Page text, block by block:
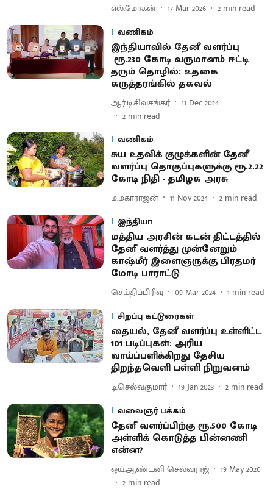
எல்.மோகன் 17 Mar 2026 2 min read
வணிகம்
இந்தியாவில் தேனீ வளர்ப்பு
ரூ.230 கோடி வருமானம் ஈட்டி
தரும் தொழில்: உதகை
கருத்தரங்கில் தகவல்
ஆர்.டி.சிவசங்கர்
11 Dec 2024
2 min read
வணிகம்
சுய உதவிக் குழுக்களின் தேனீ
வளர்ப்பு தொகுப்புகளுக்கு ரூ.2.22
கோடி நிதி - தமிழக அரசு
ம.மகாராஜன் 11 Nov 2024 2 min read
இந்தியா
மத்திய அரசின் கடன் திட்டத்தில்
தேனீ வளர்த்து முன்னேறும்
காஷ்மீர் இளைஞருக்கு பிரதமர்
மோடி பாராட்டு
செய்திப்பிரிவு 09 Mar 2024 1 min read
சிறப்பு கட்டுரைகள்
தையல், தேனீ வளர்ப்பு உள்ளிட்ட
101 படிப்புகள்: அரிய
வாய்ப்பளிக்கிறது தேசிய
திறந்தவெளி பள்ளி நிறுவனம்
டி.செல்வகுமார் 19 Jan 2023 2 min read
வலைஞர் பக்கம்
தேனீ வளர்ப்பிற்கு ரூ.500 கோடி
அள்ளிக் கொடுத்த பின்னணி
என்ன?
ஒய்.ஆண்டனி செல்வராஜ்
19 May 2020
2 min read